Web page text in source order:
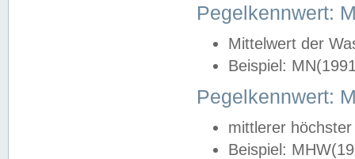
Pegelkennwert:
Mittelwert der
Beispiel:
Pegelkennwert:
mittlerer
Beispiel: